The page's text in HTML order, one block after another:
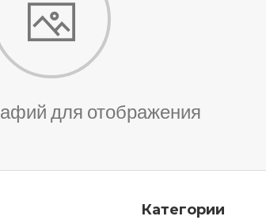
для отображения
Категории